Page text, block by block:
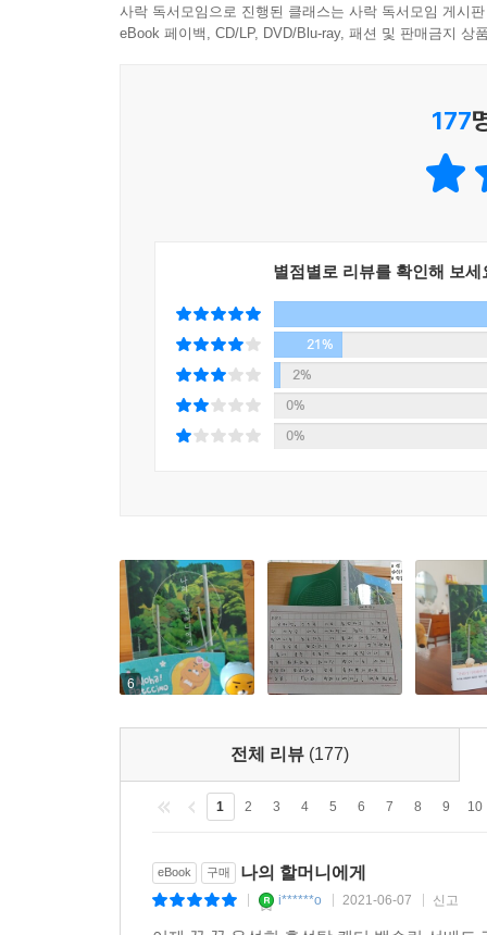
“자신이 세상을 떠난 뒤 혼자 남을” 손녀를 걱정
구성으로 속도감 있게 그려낸다.
적 이 집에서 가정부로 일했던 아주머니와 조우
2018년 대산문학상을 수상한 최은미의 「11월
25만 부 베스트셀러이자 아시아권 소설로는 최
정원”이라는 우아한 이름을 가지고도 그저 “늙
문제 등을 SF적 상상력으로 첨예하게 보여준다.
우리가 기억해야 할 여자 어른의 이야기
문학평론가 황예인은 “이 할머니들의 이야기를
팍팍한 현실을 홀로 감내하며 살다가도 어쩐지
미성숙하다고 느껴질 때, 그리고 우물쭈물하며
마음 한편이 따뜻해지는 경이로운 위로를 건네줄
사락 독서모임으로 진행된 클래스는 사락 독서모임 게시
eBook 페이백, CD/LP, DVD/Blu-ray, 패션 및 판매금지 상
177
별점별로 리뷰를 확인해 보세
21%
2%
0%
0%
6
전체 리뷰 (177)
1 2 3 4 5 6 7 8 9 10
eBook 구매 나의 할머니에게
i******o 2021-06-07 신고